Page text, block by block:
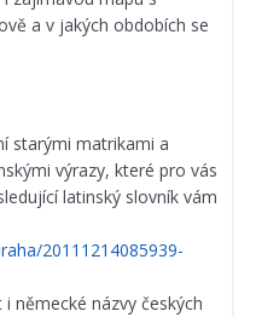
a v jakých obdobích se
starými matrikami a
výrazy, které pro vás
latinský slovník vám
20111214085939-
německé názvy českých